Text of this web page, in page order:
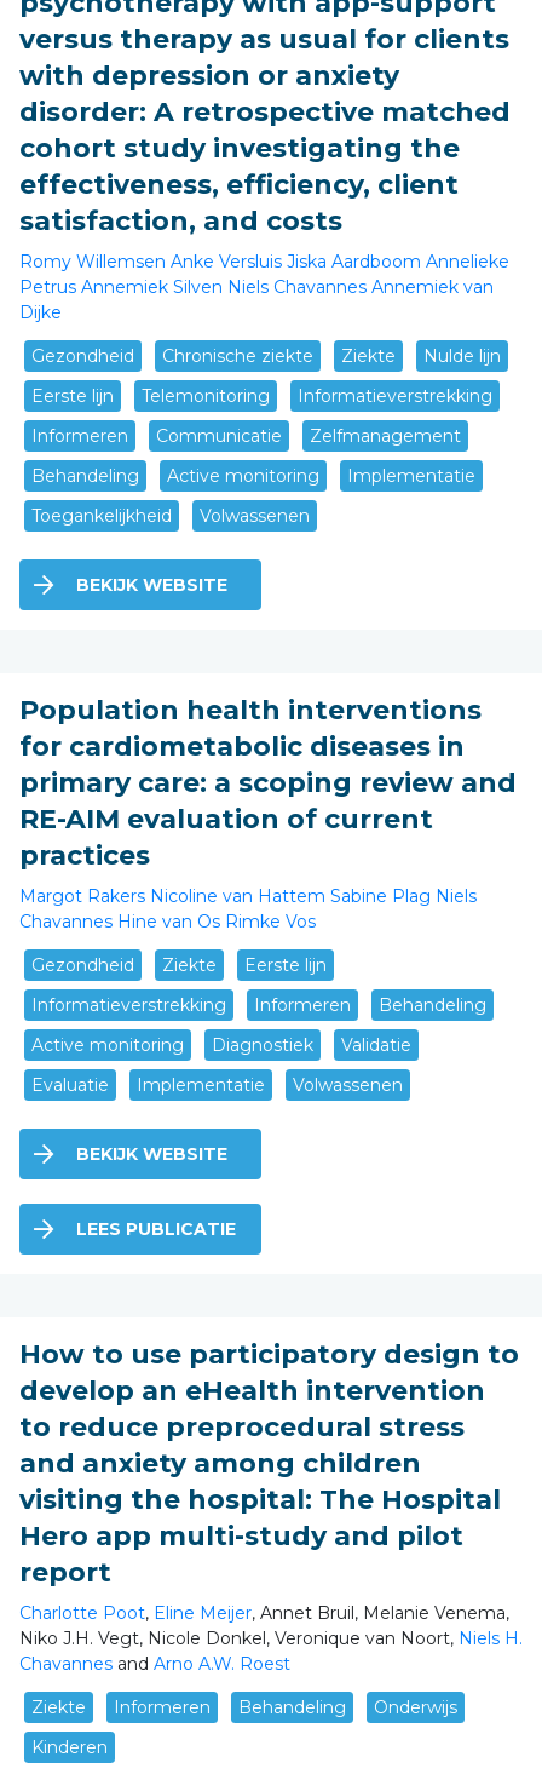
versus therapy as usual for clients
with depression or anxiety
disorder: A retrospective matched
cohort study investigating the
effectiveness, efficiency, client
satisfaction, and costs
Romy Willemsen Anke Versluis Jiska Aardboom Annelieke
Petrus Annemiek Silven Niels Chavannes Annemiek van
Dijke
Gezondheid
Chronische ziekte Ziekte
Nulde lijn
Eerste lijn
Telemonitoring
Informatieverstrekking
Informeren
Communicatie
Zelfmanagement
Behandeling
Active monitoring
Implementatie
Toegankelijkheid
Volwassenen
BEKIJK WEBSITE
Population health interventions
for cardiometabolic diseases in
primary care: a scoping review and
RE-AIM evaluation of current
practices
Margot Rakers Nicoline van Hattem Sabine Plag Niels
Chavannes Hine van Os Rimke Vos
Gezondheid
Ziekte
Eerste lijn
Informatieverstrekking
Informeren
Behandeling
Active monitoring
Diagnostiek
Validatie
Evaluatie
Implementatie Volwassenen
BEKIJK WEBSITE
LEES PUBLICATIE
How to use participatory design to
develop an eHealth intervention
to reduce preprocedural stress
and anxiety among children
visiting the hospital: The Hospital
Hero app multi-study and pilot
report
Charlotte Poot, Eline Meijer, Annet Bruil, Melanie Venema,
Niko J.H. Vegt, Nicole Donkel, Veronique van Noort, Niels H.
Chavannes and Arno A.W. Roest
Ziekte
Informeren Behandeling
Onderwijs
Kinderen